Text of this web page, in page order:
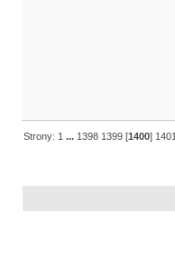
Strony: 1 ... 1398 1399 [1400] 1401